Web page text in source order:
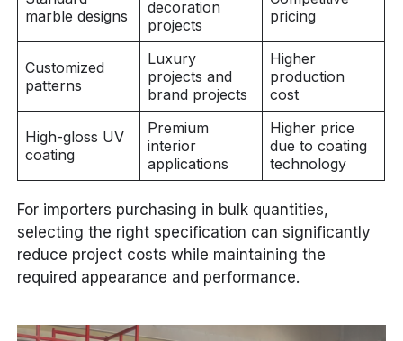
marble designs
decoration
projects
pricing
Customized
patterns
Luxury
projects and
brand projects
Higher
production
cost
High-gloss UV
coating
Premium
interior
applications
Higher price
due to coating
technology
For importers purchasing in bulk quantities,
selecting the right specification can significantly
reduce project costs while maintaining the
required appearance and performance.